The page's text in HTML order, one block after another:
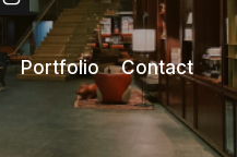
Portfolio Contact